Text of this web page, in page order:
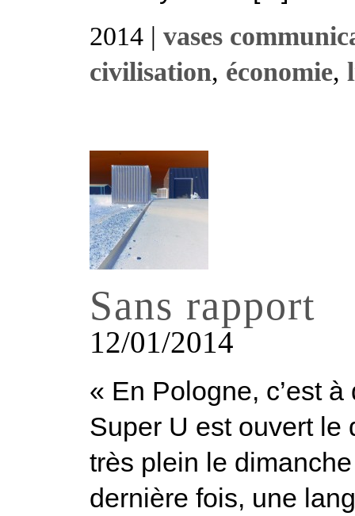
2014 | vases
civilisation, économie,
Sans rapport
12/01/2014
« En Pologne, c’est
Super U est ouvert le
très plein le
dernière fois, une